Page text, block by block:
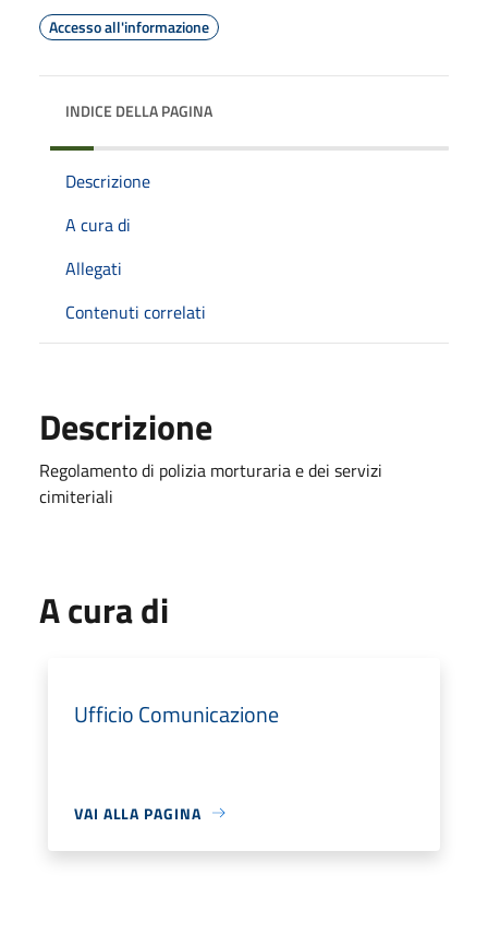
Accesso all'informazione
INDICE DELLA PAGINA
Descrizione
A cura di
Allegati
Contenuti correlati
Descrizione
Regolamento di polizia morturaria e dei servizi
cimiteriali
A cura di
Ufficio Comunicazione
VAI ALLA PAGINA